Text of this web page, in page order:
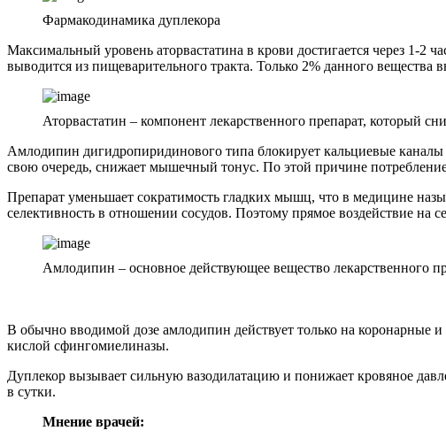
Фармакодинамика дуплекора
Максимальный уровень аторвастатина в крови достигается через 1-2
выводится из пищеварительного тракта. Только 2% данного вещества
Аторвастатин – компонент лекарственного препарат, который
Амлодипин дигидропиридинового типа блокирует кальциевые
свою очередь, снижает мышечный тонус. По этой причине
Препарат уменьшает сократимость гладких мышц, что в медицине
селективность в отношении сосудов. Поэтому прямое воздействие на
Амлодипин – основное действующее вещество лекарственного
В обычно вводимой дозе амлодипин действует только на коронарные
кислой сфингомиелиназы.
Дуплекор вызывает сильную вазодилатацию и понижает кровяное
в сутки.
Мнение врачей: